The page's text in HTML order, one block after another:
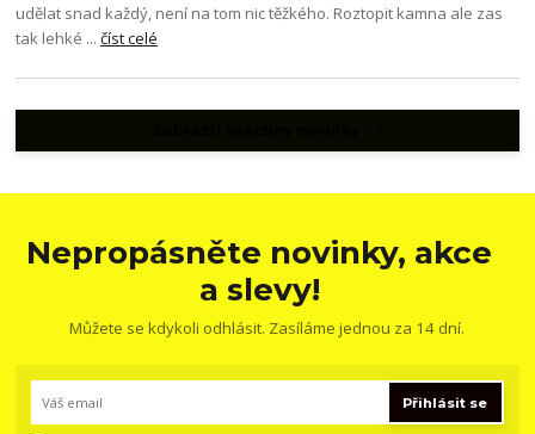
udělat snad každý, není na tom nic těžkého. Roztopit kamna ale zas
tak lehké ...číst celé
Nepropásněte novinky, akce
a slevy!
Můžete se kdykoli odhlásit. Zasíláme jednou za 14 dní.
Přihlásit se